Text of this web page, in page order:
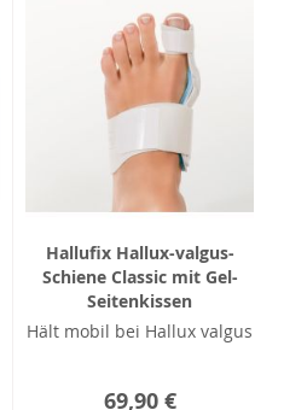
Hallufix Hallux-valgus-
Schiene Classic mit Gel-
Seitenkissen
Hält mobil bei Hallux valgus
69,90 €